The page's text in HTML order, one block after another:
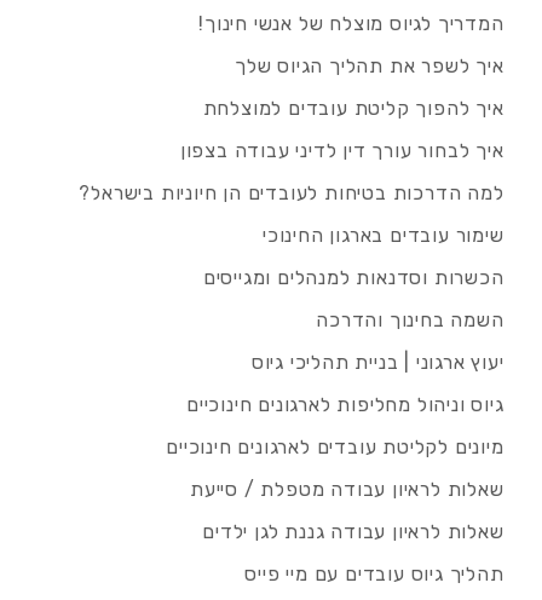
המדריך לגיוס מוצלח של אנשי חינוך!
איך לשפר את תהליך הגיוס שלך
איך להפוך קליטת עובדים למוצלחת
איך לבחור עורך דין לדיני עבודה בצפון
למה הדרכות בטיחות לעובדים הן חיוניות בישראל?
שימור עובדים בארגון החינוכי
הכשרות וסדנאות למנהלים ומגייסים
השמה בחינוך והדרכה
יעוץ ארגוני | בניית תהליכי גיוס
גיוס וניהול מחליפות לארגונים חינוכיים
מיונים לקליטת עובדים לארגונים חינוכיים
שאלות לראיון עבודה מטפלת / סייעת
שאלות לראיון עבודה גננת לגן ילדים
תהליך גיוס עובדים עם מיי פייס